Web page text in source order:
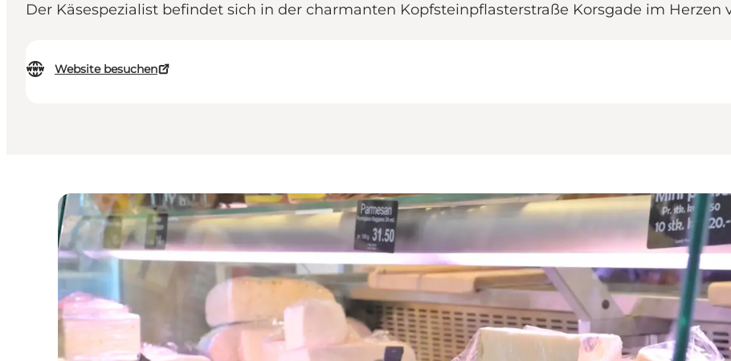
Der Käsespezialist befindet sich in der charmanten Kopfsteinpflasterstraße Korsgade im Herzen
Website besuchen